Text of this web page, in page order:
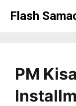
Flash
PM